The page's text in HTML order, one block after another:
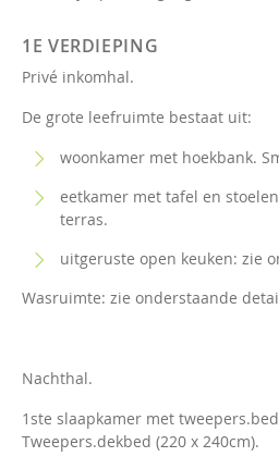
1E VERDIEPING
Privé inkomhal.
De grote leefruimte bestaat uit:
woonkamer met hoekbank.
eetkamer met tafel en
terras.
uitgeruste open keuken: zie
Wasruimte: zie onderstaande
Nachthal.
1ste slaapkamer met
Tweepers.dekbed (220 x 240cm).